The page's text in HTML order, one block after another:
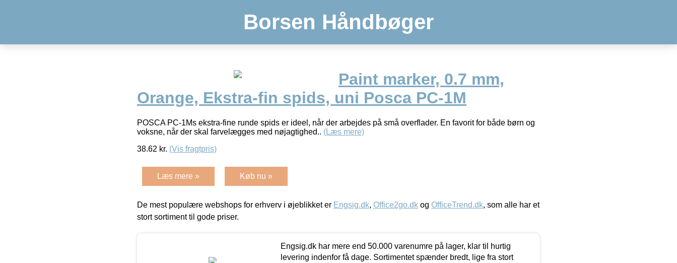
Borsen Håndbøger
Paint marker, 0.7 mm,
Orange, Ekstra-fin spids, uni Posca PC-1M
POSCA PC-1Ms ekstra-fine runde spids er ideel, når der arbejdes på små overflader. En favorit for både børn og
voksne, når der skal farvelægges med nøjagtighed.. (Læs mere)
38.62 kr. (Vis fragtpris)
Læs mere » Køb nu »
De mest populære webshops for erhverv i øjeblikket er Engsig.dk, Office2go.dk og OfficeTrend.dk, som alle har et
stort sortiment til gode priser.
Engsig.dk har mere end 50.000 varenumre på lager, klar til hurtig
levering indenfor få dage. Sortimentet spænder bredt, lige fra stort